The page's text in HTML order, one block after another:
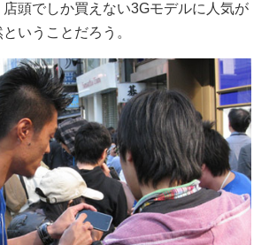
頭でしか買えない3Gモデルに人気が
いうことだろう。